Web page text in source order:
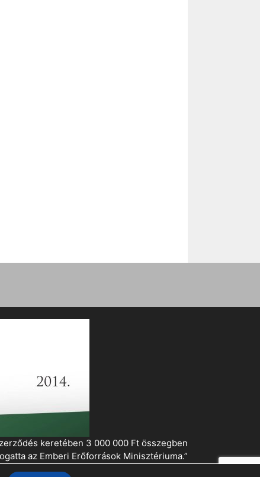
keretében 3 000 000 Ft összegben
az Emberi Erőforrások Minisztériuma.”